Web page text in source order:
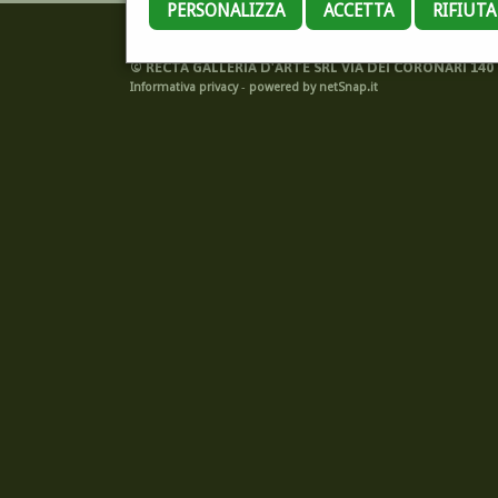
PERSONALIZZA ACCETTA
©RECTA GALLERIA D'ARTE SRL VIA DEI CORONARI
Informativa privacy- powered by netSnap.it